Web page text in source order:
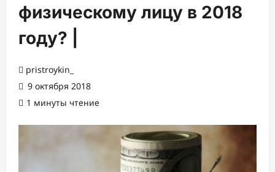
физическому лицу в 2018
году? |
pristroykin_
9 октября 2018
1 минуты чтение